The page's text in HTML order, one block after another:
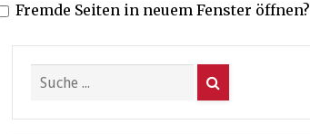
Fremde Seiten in neuem Fenster öffnen?